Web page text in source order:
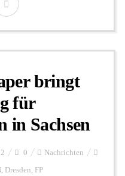
bringt
für
in Sachsen
0 Nachrichten
, Dresden, FP